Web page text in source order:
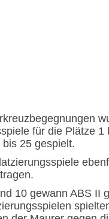
für die Plätze 1
25 gespielt.
10 gewann ABS II